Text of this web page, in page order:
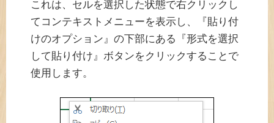
これは、セルを選択した状態で右クリックし
てコンテキストメニューを表示し、『貼り付
けのオプション』の下部にある『形式を選択
して貼り付け』ボタンをクリックすることで
使用します。